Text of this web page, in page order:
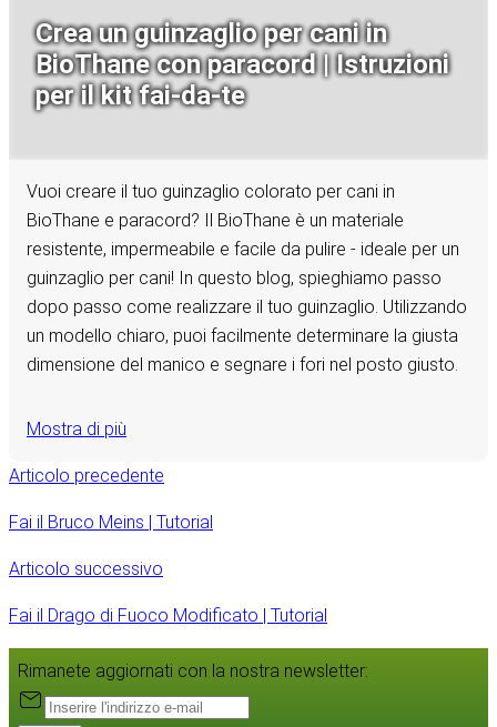
Crea un guinzaglio per cani in
BioThane con paracord | Istruzioni
per il kit fai-da-te
Vuoi creare il tuo guinzaglio colorato per cani in
BioThane e paracord? Il BioThane è un materiale
resistente, impermeabile e facile da pulire - ideale per un
guinzaglio per cani! In questo blog, spieghiamo passo
dopo passo come realizzare il tuo guinzaglio. Utilizzando
un modello chiaro, puoi facilmente determinare la giusta
dimensione del manico e segnare i fori nel posto giusto.
Mostra di più
Articolo precedente
Fai il Bruco Meins | Tutorial
Articolo successivo
Fai il Drago di Fuoco Modificato | Tutorial
Rimanete aggiornati con la nostra newsletter: